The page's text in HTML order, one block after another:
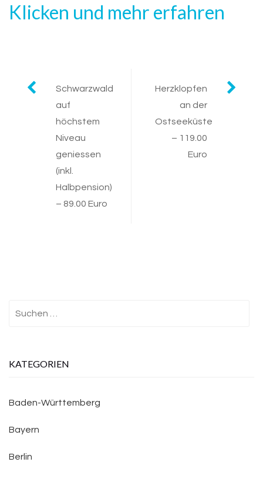
Klicken und mehr erfahren
Post
navigation
Schwarzwald
auf
höchstem
Niveau
geniessen
(inkl.
Halbpension)
– 89.00 Euro
Herzklopfen
an der
Ostseeküste
– 119.00
Euro
KATEGORIEN
Baden-Württemberg
Bayern
Berlin